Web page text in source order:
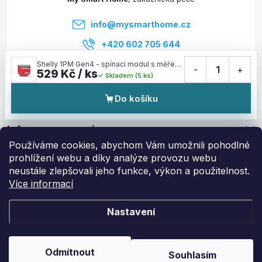
Používáme cookies, abychom Vám umožnili pohodlné
prohlížení webu a díky analýze provozu webu
neustále zlepšovali jeho funkce, výkon a použitelnost.
Více informací
Nastavení
Odmítnout Souhlasím
Informace pro vás
Zajímavé odkazy
info@mysmarthome.cz
+420 602 705 644
nastavení cookies
Shelly 1PM Gen4 - spínací modul s měřením spotřeby 1x 16A (WiFi, Bluetooth, Zigbee, Matter)
529 Kč / ks Skladem (5 ks) - 1 +
Do košíku